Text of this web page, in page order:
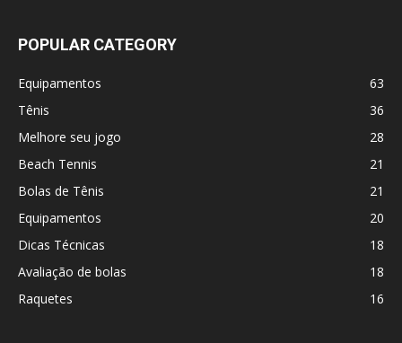
POPULAR CATEGORY
Equipamentos
63
Tênis
36
Melhore seu jogo
28
Beach Tennis
21
Bolas de Tênis
21
Equipamentos
20
Dicas Técnicas
18
Avaliação de bolas
18
Raquetes
16